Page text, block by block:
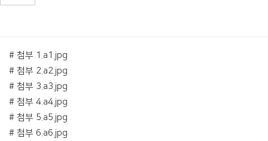
# 첨부 1.a1.jpg
# 첨부 2.a2.jpg
# 첨부 3.a3.jpg
# 첨부 4.a4.jpg
# 첨부 5.a5.jpg
# 첨부 6.a6.jpg